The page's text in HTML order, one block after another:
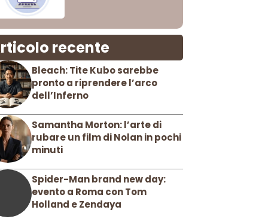
recente
Bleach: Tite Kubo sarebbe
pronto a riprendere l’arco
dell’Inferno
Samantha Morton: l’arte di
rubare un film di Nolan in pochi
minuti
Spider-Man brand new day:
evento a Roma con Tom
Holland e Zendaya